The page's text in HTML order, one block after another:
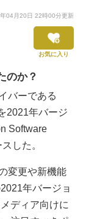
04月20日 22時00分更新
お気に入り
のか？
バーである
2021年バージ
Software
した。
変更や新機能
年バージョ
ディア向けに